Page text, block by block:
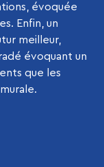
évoquée
Enfin, un
meilleur,
évoquant un
que les